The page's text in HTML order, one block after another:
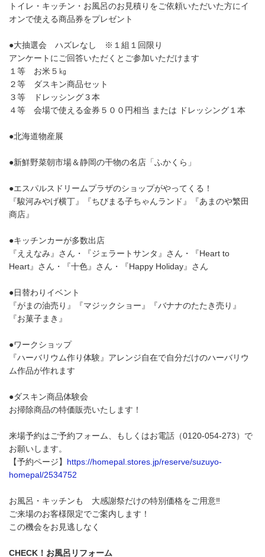
トイレ・キッチン・お風呂のお見積りをご依頼いただいた方にイ
オンで使える商品券をプレゼント
●大抽選会 ハズレなし ※１組１回限り
アンケートにご回答いただくとご参加いただけます
１等 お米５㎏
２等 ダスキン商品セット
３等 ドレッシング３本
４等 会場で使える金券５００円相当 または ドレッシング１本
●北海道物産展
●新鮮野菜朝市場＆静岡の干物の名店「ふかくら」
●エスパルスドリームプラザのショップがやってくる！
『駿河みやげ横丁』『ちびまる子ちゃんランド』『あまのや繁田
商店』
●キッチンカーが多数出店
『ええなみ』さん・『ジェラートサンタ』さん・『Heart to
Heart』さん・『十色』さん・『Happy Holiday』さん
●日替わりイベント
『がまの油売り』『マジックショー』『バナナのたたき売り』
『お菓子まき』
●ワークショップ
『ハーバリウム作り体験』アレンジ自在で自分だけのハーバリウ
ム作品が作れます
●ダスキン商品体験会
お掃除商品の特価販売いたします！
来場予約はご予約フォーム、もしくはお電話（0120-054-273）で
お願いします。
【予約ページ】 https://homepal.stores.jp/reserve/suzuyo-
homepal/2534752
お風呂・キッチンも 大感謝祭だけの特別価格をご用意‼
ご来場のお客様限定でご案内します！
この機会をお見逃しなく
CHECK！お風呂リフォーム